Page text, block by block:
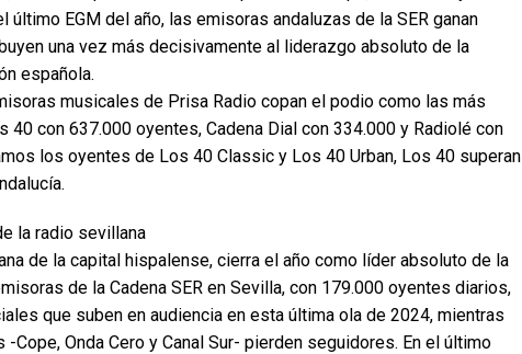
último EGM del año, las emisoras andaluzas de la SER ganan
una vez más decisivamente al liderazgo absoluto de la
española.
musicales de Prisa Radio copan el podio como las más
40 con 637.000 oyentes, Cadena Dial con 334.000 y Radiolé con
los oyentes de Los 40 Classic y Los 40 Urban, Los 40 superan
la radio sevillana
de la capital hispalense, cierra el año como líder absoluto de la
de la Cadena SER en Sevilla, con 179.000 oyentes diarios,
que suben en audiencia en esta última ola de 2024, mientras
Onda Cero y Canal Sur- pierden seguidores. En el último